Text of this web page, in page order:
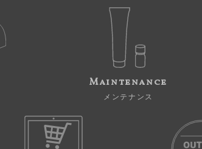
Maintenance
メンテナンス